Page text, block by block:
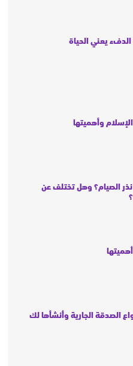
يعني الحياة
وأهميتها
الصيام؟ وهل تختلف عن
الصدقة الجارية وأنشأها لك